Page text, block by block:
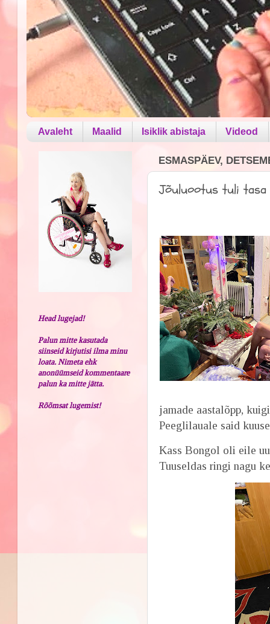
Avaleht Maalid Isiklik abistaja Videod
ESMASPÄEV,
Jõuluootus tuli tasa
jamade aastalõpp,
Peeglilauale said
Kass Bongol oli eile
Tuuseldas ringi nagu
Head lugejad!
Palun mitte kasutada
siinseid kirjutisi ilma minu
loata. Nimeta ehk
anonüümseid kommentaare
palun ka mitte jätta.
Rõõmsat lugemist!